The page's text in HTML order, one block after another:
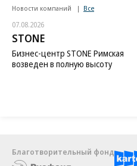
Новости компаний Все
07.08.2026
STONE
Бизнес-центр STONE Римская
возведен в полную высоту
Благотворительный фонд